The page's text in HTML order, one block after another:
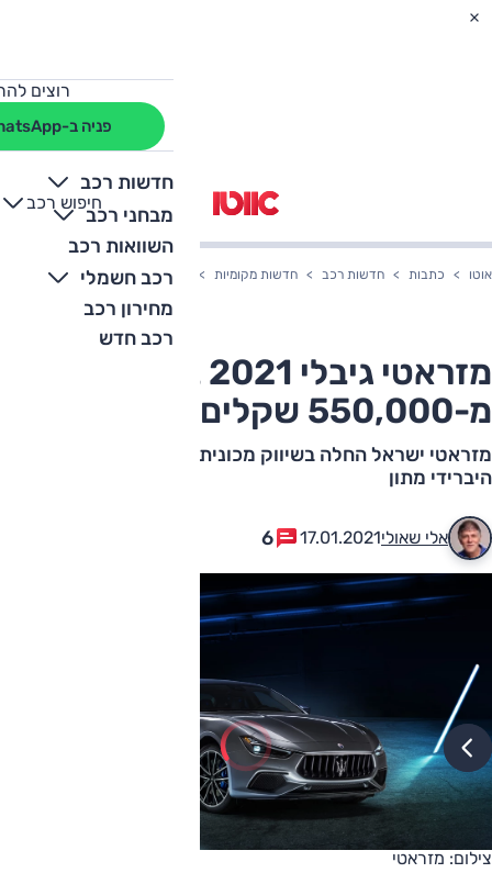
רוצים
פניה ב-WhatsApp
חדשות רכב
מבחני רכב
השוואות רכב
רכב חשמלי
מחירון רכב
רכב חדש
חיפוש רכב
+
-
אוטו כתבות חדשות רכב חדשות מקומיות מזראטי גיבלי 2021 בארץ – החל מ-550,000 שקלים
מזראטי גיבלי 2021 בארץ – החל
מ-550,000 שקלים
מזראטי ישראל החלה בשיווק מכונית הסלון גיבלי עם מערך
היברידי מתון
אלי שאולי17.01.2021
6
צילום: מזראטי